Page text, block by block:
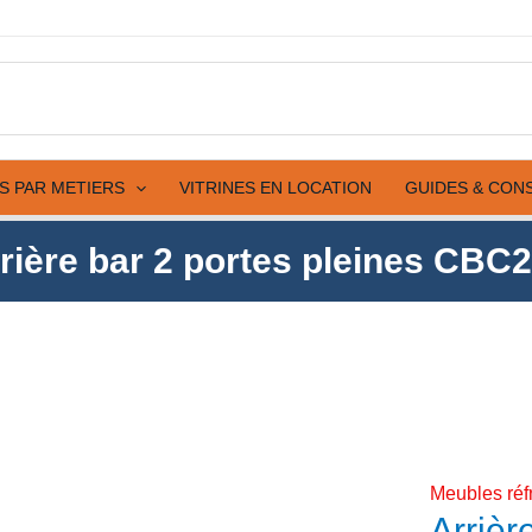
PAR METIERS VITRINES EN LOCATION GUIDES &
bar 2 portes pleines
Meubles